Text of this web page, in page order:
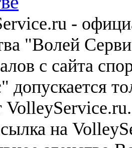
-
"Волей
с сайта
допускается
на